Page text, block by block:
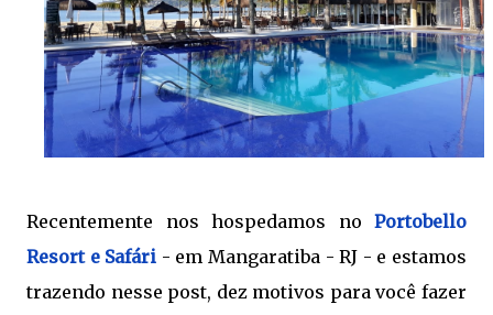
Recentemente nos hospedamos no Portobello
Resort e Safári - em Mangaratiba - RJ - e estamos
trazendo nesse post, dez motivos para você fazer